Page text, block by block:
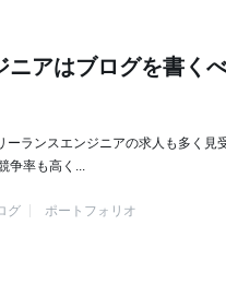
ニアはブログを書く
ーランスエンジニアの求人も多く見
争率も高く...
グ
ポートフォリオ